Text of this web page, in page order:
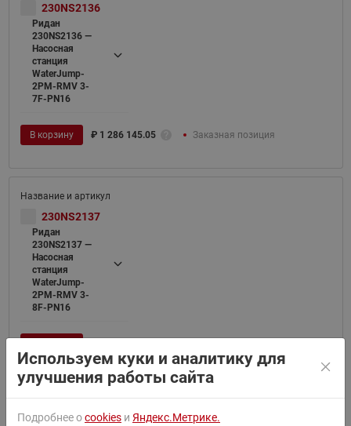
230NS2136
Ридан
230NS2136 —
Насосная
станция
WaterJump-
2PM-RMV 3-
7F-PN16
В корзину ₽ 1 286 145.05 Заказная позиция
230NS2137
Ридан
230NS2137 —
Насосная
станция
WaterJump-
2PM-RMV 3-
8F-PN16
Используем куки и аналитику для
улучшения работы сайта
Подробнее оcookies и Яндекс.Метрике.